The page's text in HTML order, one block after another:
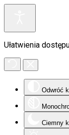
Ułatwienia
Odwróć
Ciemny